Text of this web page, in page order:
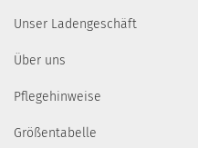
Unser Ladengeschäft
Über uns
Pflegehinweise
Größentabelle